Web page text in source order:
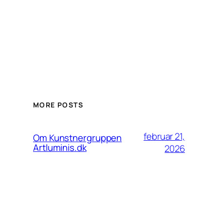
MORE POSTS
Om Kunstnergruppen
Artluminis.dk
februar 21,
2026